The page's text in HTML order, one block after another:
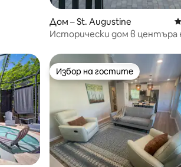
Дом – St. Augustine
Исторически дом в центъра
Избор на гостите
Избор на гостите